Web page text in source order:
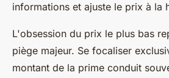
informations et ajuste le prix à la
L'obsession du prix le plus bas
piège majeur. Se focaliser
montant de la prime conduit